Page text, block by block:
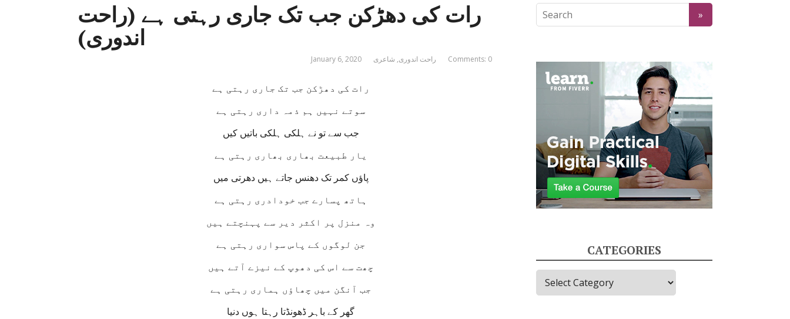
رات کی دھڑکن جب تک جاری رہتی ہے (راحت
اندوری)
January 6, 2020 راحت اندوری, شاعری Comments: 0
رات کی دھڑکن جب تک جاری رہتی ہے
سوتے نہیں ہم ذمہ داری رہتی ہے
جب سے تو نے ہلکی ہلکی باتیں کیں
یار طبیعت بھاری بھاری رہتی ہے
پاؤں کمر تک دھنس جاتے ہیں دھرتی میں
ہاتھ پسارے جب خودادری رہتی ہے
وہ منزل پر اکثر دیر سے پہنچتے ہیں
جن لوگوں کے پاس سواری رہتی ہے
چھت سے اس کی دھوپ کے نیزے آتے ہیں
جب آنگن میں چھاؤں ہماری رہتی ہے
گھر کے باہر ڈھونڈتا رہتا ہوں دنیا
CATEGORIES
Categories